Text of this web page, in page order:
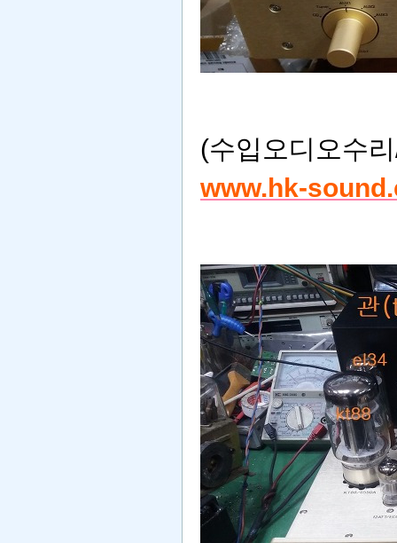
(수입오디오수
www.hk-